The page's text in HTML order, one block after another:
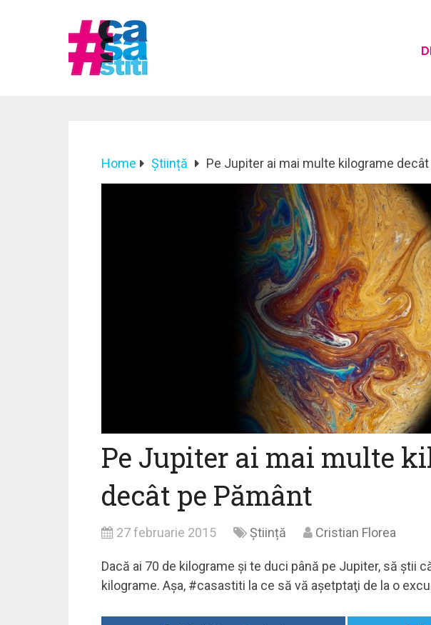
Home Știință Pe Jupiter ai mai multe kilograme
Pe Jupiter ai mai multe
decât pe Pământ
27 februarie 2015 Știință Cristian Florea
Dacă ai 70 de kilograme şi te duci până pe Jupiter, să ştii
kilograme. Aşa, #casastiti la ce să vă aşetptaţi de la o